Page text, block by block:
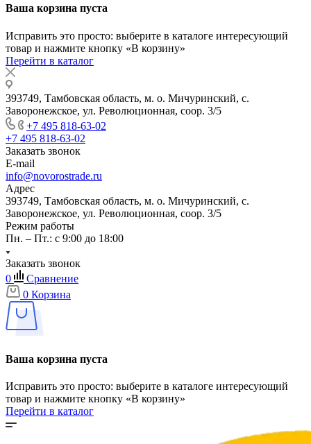
Ваша корзина пуста
Исправить это просто: выберите в каталоге интересующий
товар и нажмите кнопку «В корзину»
Перейти в каталог
393749, Тамбовская область, м. о. Мичуринский, с.
Заворонежское, ул. Революционная, соор. 3/5
+7 495 818-63-02
+7 495 818-63-02
Заказать звонок
E-mail
info@novorostrade.ru
Адрес
393749, Тамбовская область, м. о. Мичуринский, с.
Заворонежское, ул. Революционная, соор. 3/5
Режим работы
Пн. – Пт.: с 9:00 до 18:00
Заказать звонок
0
Сравнение
0 Корзина
Ваша корзина пуста
Исправить это просто: выберите в каталоге интересующий
товар и нажмите кнопку «В корзину»
Перейти в каталог